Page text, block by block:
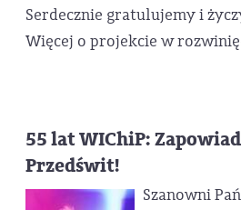
Serdecznie gratulujemy i
Więcej o projekcie w
55 lat WIChiP:
Przedświt!
Szanowni